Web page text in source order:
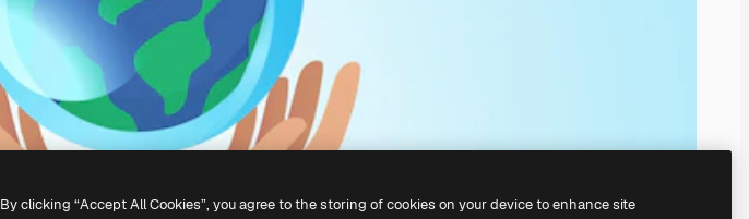
By clicking “Accept All Cookies”, you agree to the storing of cookies on your device to enhance site